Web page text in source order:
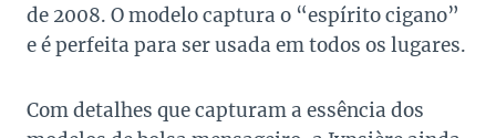
de 2008. O modelo captura o “espírito cigano”
e é perfeita para ser usada em todos os lugares.
Com detalhes que capturam a essência dos